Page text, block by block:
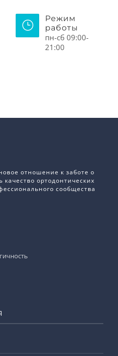
Режим
работы
пн-сб 09:00-
21:00
отношение к заботе о
качество ортодонтических
сообщества